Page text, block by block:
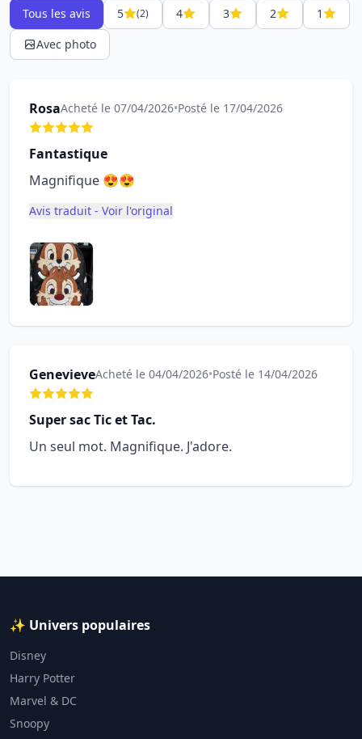
Tous les avis 5 (2) 4 3 2
1
Avec photo
RosaAcheté le 07/04/2026•Posté le 17/04/2026
Fantastique
Magnifique 😍😍
Avis traduit - Voir l'original
GenevieveAcheté le 04/04/2026•Posté le 14/04/2026
Super sac Tic et Tac.
Un seul mot. Magnifique. J'adore.
✨ Univers populaires
Disney
Harry Potter
Marvel & DC
Snoopy